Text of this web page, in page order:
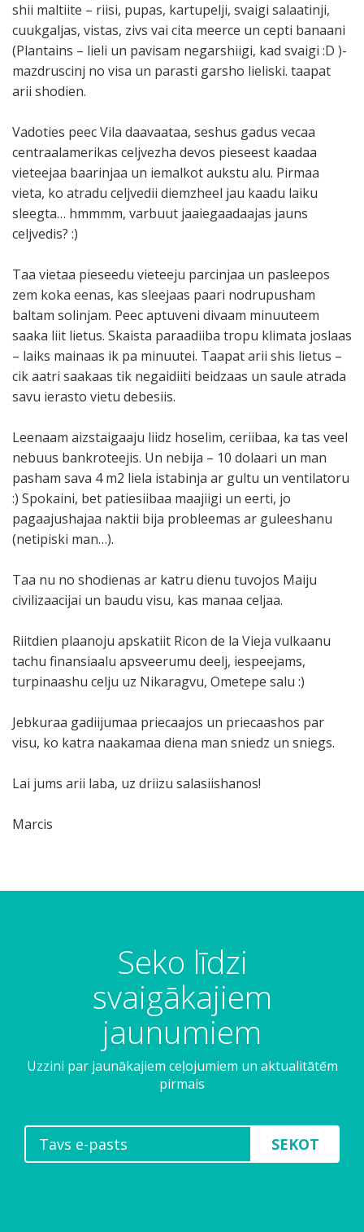
shii maltiite – riisi, pupas, kartupelji, svaigi salaatinji,
cuukgaljas, vistas, zivs vai cita meerce un cepti banaani
(Plantains – lieli un pavisam negarshiigi, kad svaigi :D )-
mazdruscinj no visa un parasti garsho lieliski. taapat
arii shodien.
Vadoties peec Vila daavaataa, seshus gadus vecaa
centraalamerikas celjvezha devos pieseest kaadaa
vieteejaa baarinjaa un iemalkot aukstu alu. Pirmaa
vieta, ko atradu celjvedii diemzheel jau kaadu laiku
sleegta… hmmmm, varbuut jaaiegaadaajas jauns
celjvedis? :)
Taa vietaa pieseedu vieteeju parcinjaa un pasleepos
zem koka eenas, kas sleejaas paari nodrupusham
baltam solinjam. Peec aptuveni divaam minuuteem
saaka liit lietus. Skaista paraadiiba tropu klimata joslaas
– laiks mainaas ik pa minuutei. Taapat arii shis lietus –
cik aatri saakaas tik negaidiiti beidzaas un saule atrada
savu ierasto vietu debesiis.
Leenaam aizstaigaaju liidz hoselim, ceriibaa, ka tas veel
nebuus bankroteejis. Un nebija – 10 dolaari un man
pasham sava 4 m2 liela istabinja ar gultu un ventilatoru
:) Spokaini, bet patiesiibaa maajiigi un eerti, jo
pagaajushajaa naktii bija probleemas ar guleeshanu
(netipiski man…).
Taa nu no shodienas ar katru dienu tuvojos Maiju
civilizaacijai un baudu visu, kas manaa celjaa.
Riitdien plaanoju apskatiit Ricon de la Vieja vulkaanu
tachu finansiaalu apsveerumu deelj, iespeejams,
turpinaashu celju uz Nikaragvu, Ometepe salu :)
Jebkuraa gadiijumaa priecaajos un priecaashos par
visu, ko katra naakamaa diena man sniedz un sniegs.
Lai jums arii laba, uz driizu salasiishanos!
Marcis
Seko līdzi
svaigākajiem
jaunumiem
Uzzini par jaunākajiem ceļojumiem un aktualitātēm
pirmais
SEKOT